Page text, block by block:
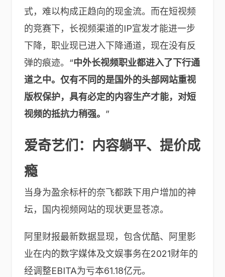
式，难以构成正趋向的现金流。而在短视频
的竞赛下，长视频渠道的IP宣发才能进一步
下降，职业现已进入下降通道，现在没有反
弹的痕迹。“中外长视频职业都进入了下行通
道之中。 仅有不同的是国外的头部网站重视
版权保护，具有必定的内容生产才能，对短
视频的抵抗力稍强。 ”
爱奇艺们：内容躺平、提价成
瘾
当身为盈余标杆的奈飞都跌下用户增加的神
坛，国内视频网站的现状更显苍凉。
阿里财报最新数据显现，包含优酷、阿里影
业在内的数字媒体及文娱事务在2021财年的
经调整EBITA为亏本61.18亿元。